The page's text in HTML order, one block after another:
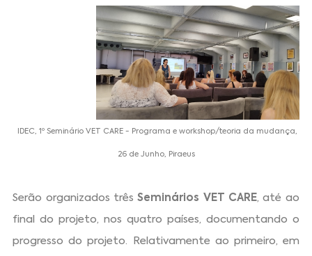
IDEC, 1º Seminário VET CARE - Programa e workshop/teoria da mudança,
26 de Junho, Piraeus
Serão organizados trêsSeminários VET CARE, até ao
final do projeto, nos quatro países, documentando o
progresso do projeto. Relativamente ao primeiro, em